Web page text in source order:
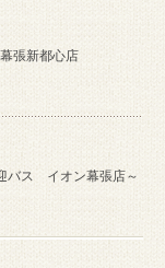
張新都心店
バス イオン幕張店～